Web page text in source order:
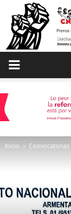
Inicio Convocatorias